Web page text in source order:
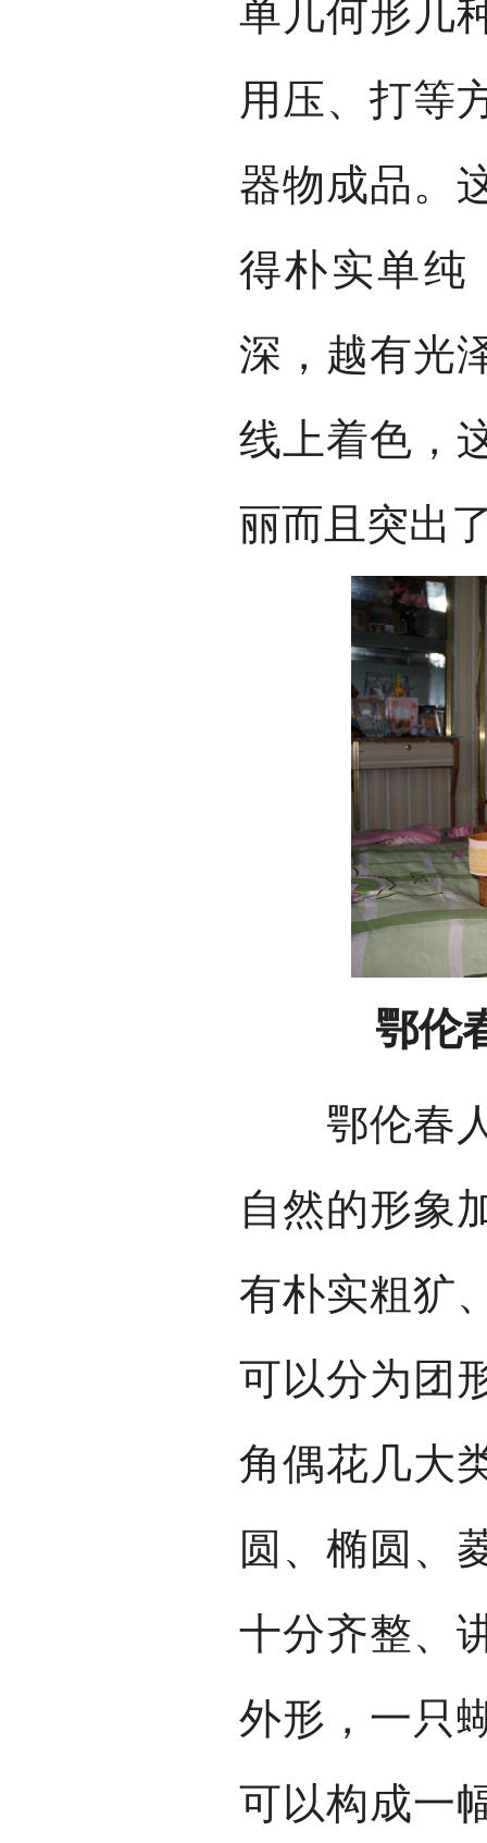
单几何形几
用压、打等
器物成品。
得朴实单纯
深，越有光
线上着色，
丽而且突出
鄂伦
鄂伦春人
自然的形象
有朴实粗犷
可以分为团
角偶花几大
圆、椭圆、
十分齐整、
外形，一只
可以构成一